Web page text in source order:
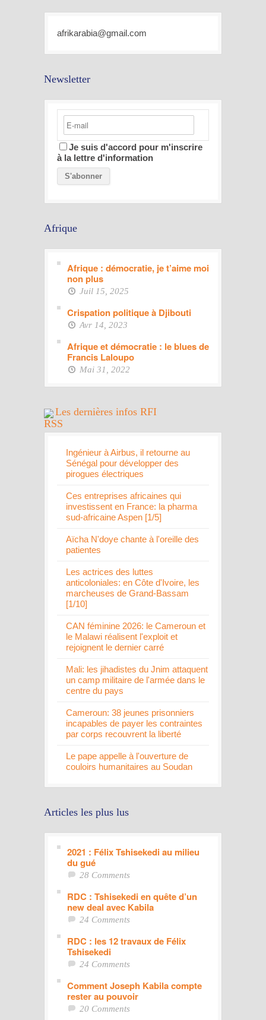
afrikarabia@gmail.com
Newsletter
Je suis d'accord pour m'inscrire
à la lettre d'information
Afrique
Afrique : démocratie, je t’aime moi
non plus
Juil 15, 2025
Crispation politique à Djibouti
Avr 14, 2023
Afrique et démocratie : le blues de
Francis Laloupo
Mai 31, 2022
Les dernières infos RFI
Ingénieur à Airbus, il retourne au
Sénégal pour développer des
pirogues électriques
Ces entreprises africaines qui
investissent en France: la pharma
sud-africaine Aspen [1/5]
Aïcha N'doye chante à l'oreille des
patientes
Les actrices des luttes
anticoloniales: en Côte d'Ivoire, les
marcheuses de Grand-Bassam
[1/10]
CAN féminine 2026: le Cameroun et
le Malawi réalisent l'exploit et
rejoignent le dernier carré
Mali: les jihadistes du Jnim attaquent
un camp militaire de l'armée dans le
centre du pays
Cameroun: 38 jeunes prisonniers
incapables de payer les contraintes
par corps recouvrent la liberté
Le pape appelle à l'ouverture de
couloirs humanitaires au Soudan
Articles les plus lus
2021 : Félix Tshisekedi au milieu
du gué
28 Comments
RDC : Tshisekedi en quête d’un
new deal avec Kabila
24 Comments
RDC : les 12 travaux de Félix
Tshisekedi
24 Comments
Comment Joseph Kabila compte
rester au pouvoir
20 Comments